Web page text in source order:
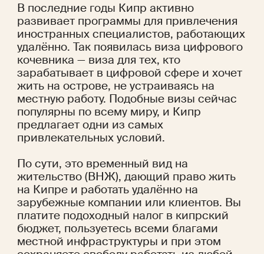
В последние годы Кипр активно
развивает программы для привлечения
иностранных специалистов, работающих
удалённо. Так появилась виза цифрового
кочевника — виза для тех, кто
зарабатывает в цифровой сфере и хочет
жить на острове, не устраиваясь на
местную работу. Подобные визы сейчас
популярны по всему миру, и Кипр
предлагает одни из самых
привлекательных условий.
По сути, это временный вид на
жительство (ВНЖ), дающий право жить
на Кипре и работать удалённо на
зарубежные компании или клиентов. Вы
платите подоходный налог в кипрский
бюджет, пользуетесь всеми благами
местной инфраструктуры и при этом